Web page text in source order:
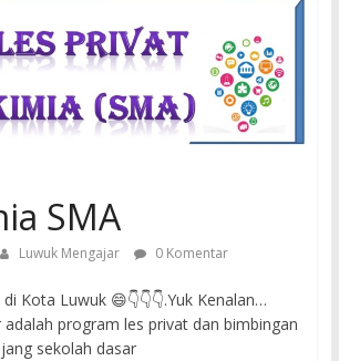
SMA
Luwuk Mengajar 0 Komentar
Kota Luwuk 😄👇👇👇.Yuk Kenalan…
program les privat dan bimbingan
sekolah dasar